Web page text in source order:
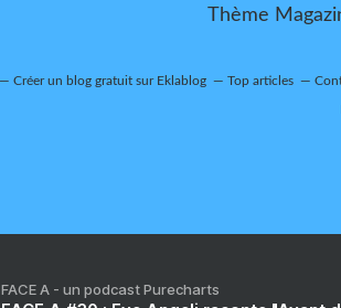
Thème
Créer un blog gratuit sur Eklablog Top articles
FACE A - un podcast Purecharts